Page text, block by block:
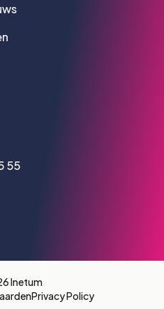
55
Inetum
Privacy Policy